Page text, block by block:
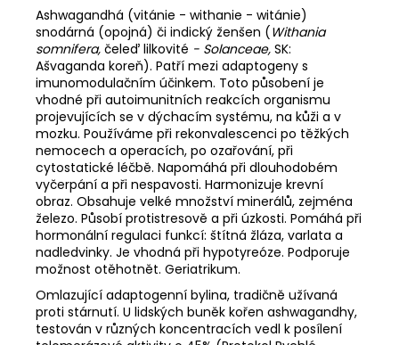
Ashwagandhá (vitánie - withanie - witánie)
snodárná (opojná) či indický ženšen (Withania
somnifera, čeleď lilkovité - Solanceae, SK:
Ašvaganda koreň). Patří mezi adaptogeny s
imunomodulačním účinkem. Toto působení je
vhodné při autoimunitních reakcích organismu
projevujících se v dýchacím systému, na kůži a v
mozku. Používáme při rekonvalescenci po těžkých
nemocech a operacích, po ozařování, při
cytostatické léčbě. Napomáhá při dlouhodobém
vyčerpání a při nespavosti. Harmonizuje krevní
obraz. Obsahuje velké množství minerálů, zejména
železo. Působí protistresově a při úzkosti. Pomáhá při
hormonální regulaci funkcí: štítná žláza, varlata a
nadledvinky. Je vhodná při hypotyreóze. Podporuje
možnost otěhotnět. Geriatrikum.
Omlazující adaptogenní bylina, tradičně užívaná
proti stárnutí. U lidských buněk kořen ashwagandhy,
testován v různých koncentracích vedl k posílení